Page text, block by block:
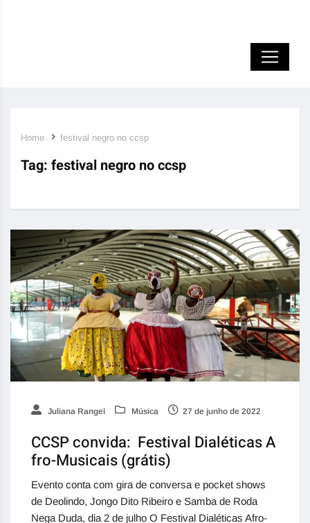
Home festival negro no ccsp
Tag: festival negro no ccsp
Juliana Rangel Música 27 de junho de 2022
CCSP convida: Festival Dialéticas A
fro-Musicais (grátis)
Evento conta com gira de conversa e pocket shows
de Deolindo, Jongo Dito Ribeiro e Samba de Roda
Nega Duda, dia 2 de julho O Festival Dialéticas Afro-